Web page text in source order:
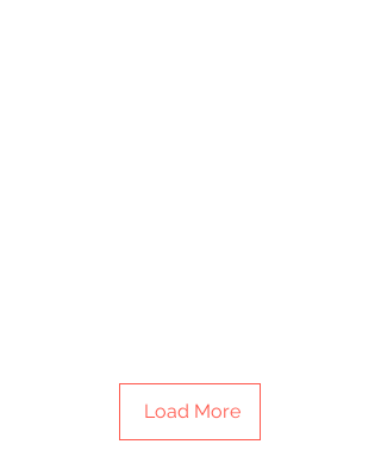
Load More